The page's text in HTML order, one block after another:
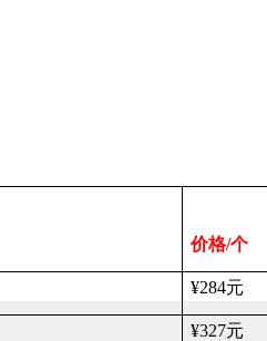
价格/个
¥284元
¥327元